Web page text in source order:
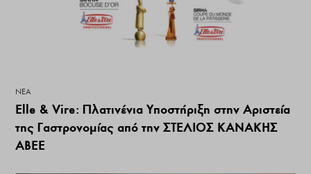
ΝΕΑ
Elle & Vire: Πλατινένια Υποστήριξη στην Αριστεία
της Γαστρονομίας από την ΣΤΕΛΙΟΣ ΚΑΝΑΚΗΣ
ΑΒΕΕ